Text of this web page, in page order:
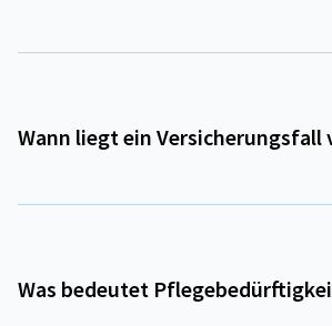
Wann liegt ein Versicherungsfall
Was bedeutet